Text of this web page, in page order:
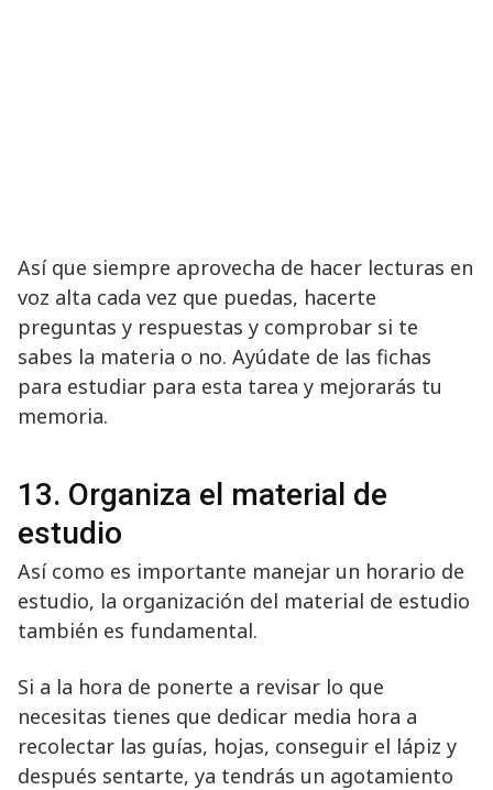
Así que siempre aprovecha de hacer lecturas en
voz alta cada vez que puedas, hacerte
preguntas y respuestas y comprobar si te
sabes la materia o no. Ayúdate de las fichas
para estudiar para esta tarea y mejorarás tu
memoria.
13. Organiza el material de
estudio
Así como es importante manejar un horario de
estudio, la organización del material de estudio
también es fundamental.
Si a la hora de ponerte a revisar lo que
necesitas tienes que dedicar media hora a
recolectar las guías, hojas, conseguir el lápiz y
después sentarte, ya tendrás un agotamiento